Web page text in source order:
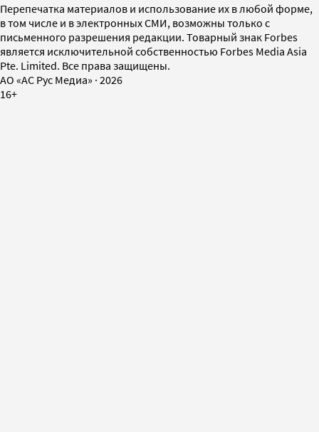
Перепечатка материалов и использование их в любой форме,
в том числе и в электронных СМИ, возможны только с
письменного разрешения редакции. Товарный знак Forbes
является исключительной собственностью Forbes Media Asia
Pte. Limited. Все права защищены.
AO «АС Рус Медиа» · 2026
16+